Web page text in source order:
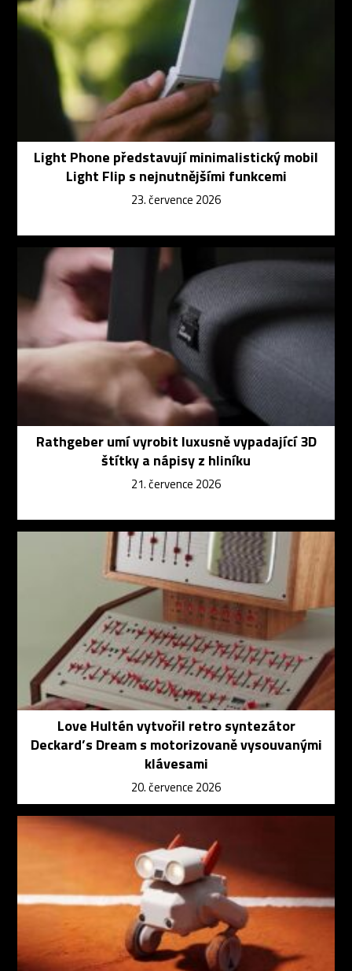
Light Phone představují minimalistický mobil
Light Flip s nejnutnějšími funkcemi
23. července 2026
Rathgeber umí vyrobit luxusně vypadající 3D
štítky a nápisy z hliníku
21. července 2026
Love Hultén vytvořil retro syntezátor
Deckard’s Dream s motorizovaně vysouvanými
klávesami
20. července 2026